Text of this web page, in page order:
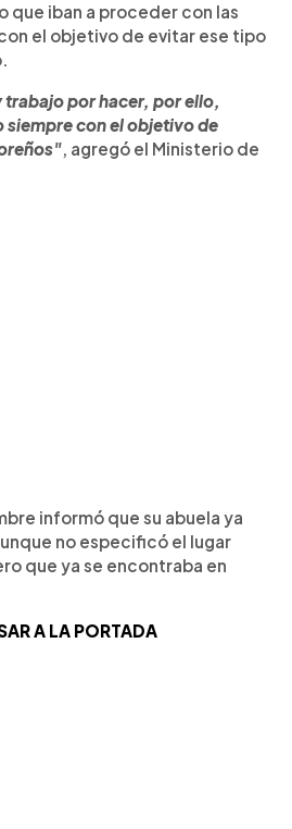
que iban a proceder con las
el objetivo de evitar ese tipo
trabajo por hacer, por ello,
siempre con el objetivo de
, agregó el Ministerio de
informó que su abuela ya
no especificó el lugar
que ya se encontraba en
A LA PORTADA